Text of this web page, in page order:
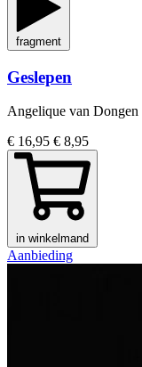
fragment
Geslepen
Angelique van Dongen
€ 16,95 € 8,95
in winkelmand
Aanbieding